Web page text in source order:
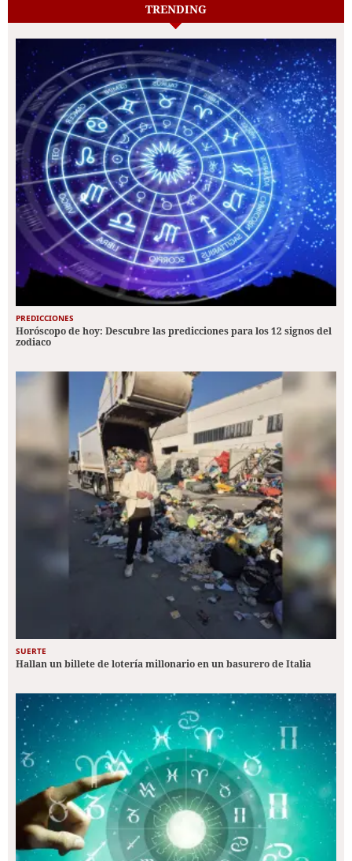
TRENDING
PREDICCIONES
Horóscopo de hoy: Descubre las predicciones para los 12 signos del
zodiaco
SUERTE
Hallan un billete de lotería millonario en un basurero de Italia